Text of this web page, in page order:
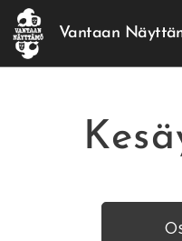
Vantaan